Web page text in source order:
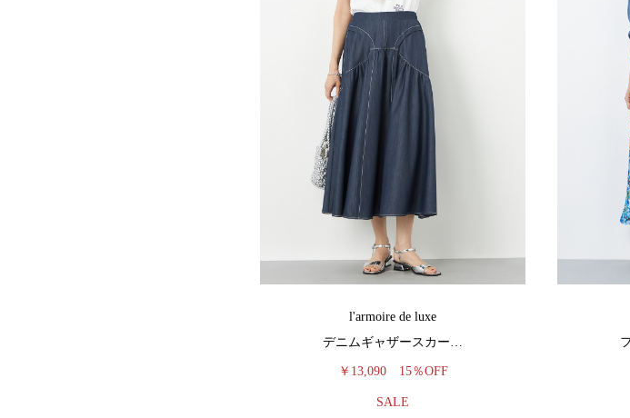
l'armoire de luxe
デニムギャザースカー…
￥13,090 15％OFF
SALE